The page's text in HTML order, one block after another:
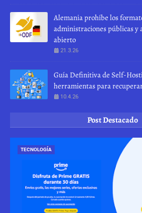
Alemania prohíbe los
administraciones públicas y
abierto
21.3.26
Guía Definitiva de Self-
herramientas para
10.4.26
Post Destacado
TECNOLOGÍA